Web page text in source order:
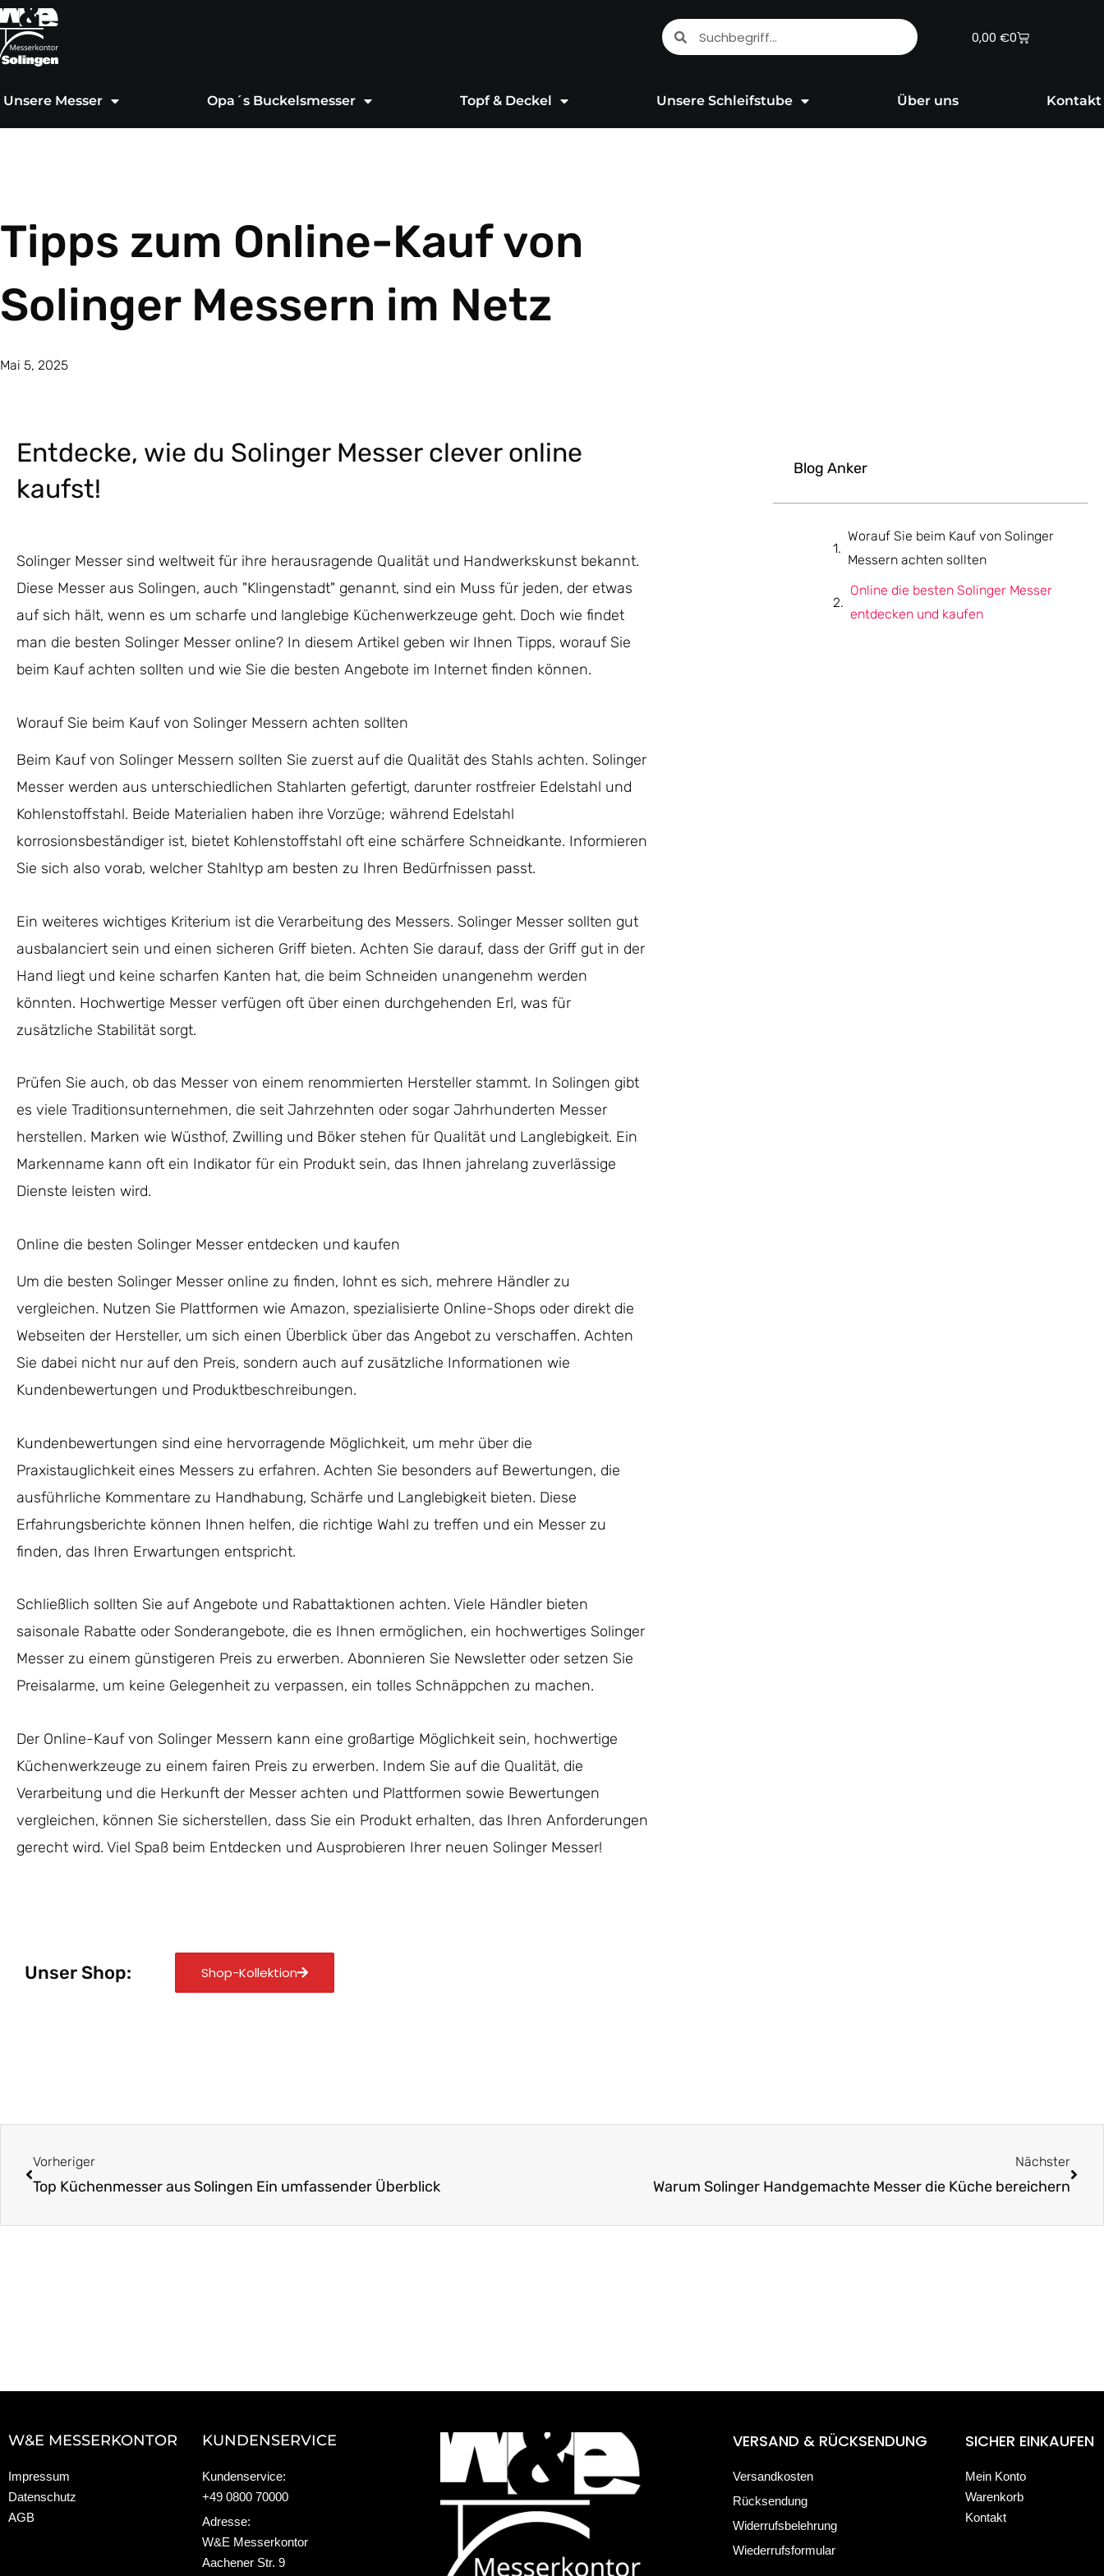
Zum
Inhalt
springen
SucheSuche 0,00 €0
Warenkorb
Unsere Messer Opa´s Buckelsmesser Topf & Deckel Unsere Schleifstube Über uns Kontakt
Tipps zum Online-Kauf von
Solinger Messern im Netz
Mai 5, 2025
Entdecke, wie du Solinger Messer clever online
kaufst!
Solinger Messer sind weltweit für ihre herausragende Qualität und Handwerkskunst bekannt.
Diese Messer aus Solingen, auch "Klingenstadt" genannt, sind ein Muss für jeden, der etwas
auf sich hält, wenn es um scharfe und langlebige Küchenwerkzeuge geht. Doch wie findet
man die besten Solinger Messer online? In diesem Artikel geben wir Ihnen Tipps, worauf Sie
beim Kauf achten sollten und wie Sie die besten Angebote im Internet finden können.
Worauf Sie beim Kauf von Solinger Messern achten sollten
Beim Kauf von Solinger Messern sollten Sie zuerst auf die Qualität des Stahls achten. Solinger
Messer werden aus unterschiedlichen Stahlarten gefertigt, darunter rostfreier Edelstahl und
Kohlenstoffstahl. Beide Materialien haben ihre Vorzüge; während Edelstahl
korrosionsbeständiger ist, bietet Kohlenstoffstahl oft eine schärfere Schneidkante. Informieren
Sie sich also vorab, welcher Stahltyp am besten zu Ihren Bedürfnissen passt.
Ein weiteres wichtiges Kriterium ist die Verarbeitung des Messers. Solinger Messer sollten gut
ausbalanciert sein und einen sicheren Griff bieten. Achten Sie darauf, dass der Griff gut in der
Hand liegt und keine scharfen Kanten hat, die beim Schneiden unangenehm werden
könnten. Hochwertige Messer verfügen oft über einen durchgehenden Erl, was für
zusätzliche Stabilität sorgt.
Prüfen Sie auch, ob das Messer von einem renommierten Hersteller stammt. In Solingen gibt
es viele Traditionsunternehmen, die seit Jahrzehnten oder sogar Jahrhunderten Messer
herstellen. Marken wie Wüsthof, Zwilling und Böker stehen für Qualität und Langlebigkeit. Ein
Markenname kann oft ein Indikator für ein Produkt sein, das Ihnen jahrelang zuverlässige
Dienste leisten wird.
Online die besten Solinger Messer entdecken und kaufen
Um die besten Solinger Messer online zu finden, lohnt es sich, mehrere Händler zu
vergleichen. Nutzen Sie Plattformen wie Amazon, spezialisierte Online-Shops oder direkt die
Webseiten der Hersteller, um sich einen Überblick über das Angebot zu verschaffen. Achten
Sie dabei nicht nur auf den Preis, sondern auch auf zusätzliche Informationen wie
Kundenbewertungen und Produktbeschreibungen.
Kundenbewertungen sind eine hervorragende Möglichkeit, um mehr über die
Praxistauglichkeit eines Messers zu erfahren. Achten Sie besonders auf Bewertungen, die
ausführliche Kommentare zu Handhabung, Schärfe und Langlebigkeit bieten. Diese
Erfahrungsberichte können Ihnen helfen, die richtige Wahl zu treffen und ein Messer zu
finden, das Ihren Erwartungen entspricht.
Schließlich sollten Sie auf Angebote und Rabattaktionen achten. Viele Händler bieten
saisonale Rabatte oder Sonderangebote, die es Ihnen ermöglichen, ein hochwertiges Solinger
Messer zu einem günstigeren Preis zu erwerben. Abonnieren Sie Newsletter oder setzen Sie
Preisalarme, um keine Gelegenheit zu verpassen, ein tolles Schnäppchen zu machen.
Der Online-Kauf von Solinger Messern kann eine großartige Möglichkeit sein, hochwertige
Küchenwerkzeuge zu einem fairen Preis zu erwerben. Indem Sie auf die Qualität, die
Verarbeitung und die Herkunft der Messer achten und Plattformen sowie Bewertungen
vergleichen, können Sie sicherstellen, dass Sie ein Produkt erhalten, das Ihren Anforderungen
gerecht wird. Viel Spaß beim Entdecken und Ausprobieren Ihrer neuen Solinger Messer!
Unser Shop: Shop-Kollektion
Blog Anker
Worauf Sie beim Kauf von Solinger
Messern achten sollten
Online die besten Solinger Messer
entdecken und kaufen
Vorheriger
Top Küchenmesser aus Solingen Ein umfassender Überblick
Nächster
Warum Solinger Handgemachte Messer die Küche bereichern
W&E MESSERKONTOR
Impressum
Datenschutz
AGB
KUNDENSERVICE
Kundenservice:
+49 0800 70000
Adresse:
W&E Messerkontor
Aachener Str. 9
VERSAND & RÜCKSENDUNG
Versandkosten
Rücksendung
Widerrufsbelehrung
Wiederrufsformular
SICHER EINKAUFEN
Mein Konto
Warenkorb
Kontakt